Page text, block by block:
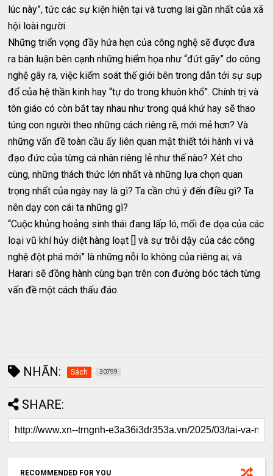
lúc này”, tức các sự kiện hiện tại và tương lai gần nhất của xã
hội loài người.
Những triển vọng đầy hứa hẹn của công nghệ sẽ được đưa
ra bàn luận bên cạnh những hiểm họa như “đứt gãy” do công
nghệ gây ra, việc kiểm soát thế giới bên trong dẫn tới sự sụp
đổ của hệ thần kinh hay “tự do trong khuôn khổ”. Chính trị và
tôn giáo có còn bắt tay nhau như trong quá khứ hay sẽ thao
túng con người theo những cách riêng rẽ, mới mẻ hơn? Và
những vấn đề toàn cầu ấy liên quan mật thiết tới hành vi và
đạo đức của từng cá nhân riêng lẻ như thế nào? Xét cho
cùng, những thách thức lớn nhất và những lựa chọn quan
trọng nhất của ngày nay là gì? Ta cần chú ý đến điều gì? Ta
nên dạy con cái ta những gì?
“Cuộc khủng hoảng sinh thái đang lấp ló, mối đe dọa của các
loại vũ khí hủy diệt hàng loạt [] và sự trỗi dậy của các công
nghệ đột phá mới” là những nỗi lo không của riêng ai; và
Harari sẽ đồng hành cùng bạn trên con đường bóc tách từng
vấn đề một cách thấu đáo.
NHÃN: Sách 30799
SHARE:
RECOMMENDED FOR YOU